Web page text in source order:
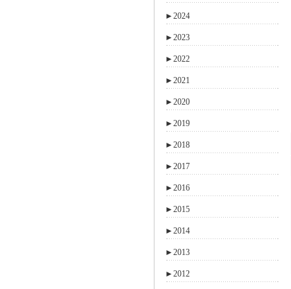
►2024
►2023
►2022
►2021
►2020
►2019
►2018
►2017
►2016
►2015
►2014
►2013
►2012